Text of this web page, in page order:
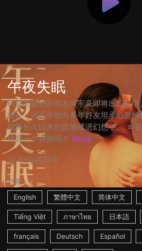
午夜失眠
柯蔚凯最好的朋友何宇豪即将出国留
旅行，迟迟不敢向多年好友坦承心意
能将长久以来的欲望揉进幻想中。 ☆
给我一个拥抱吗？ More
8m台湾2020
字幕
English
繁體中文 简体中文
Tiếng Việt ภาษาไทย 日本語
français Deutsch Español